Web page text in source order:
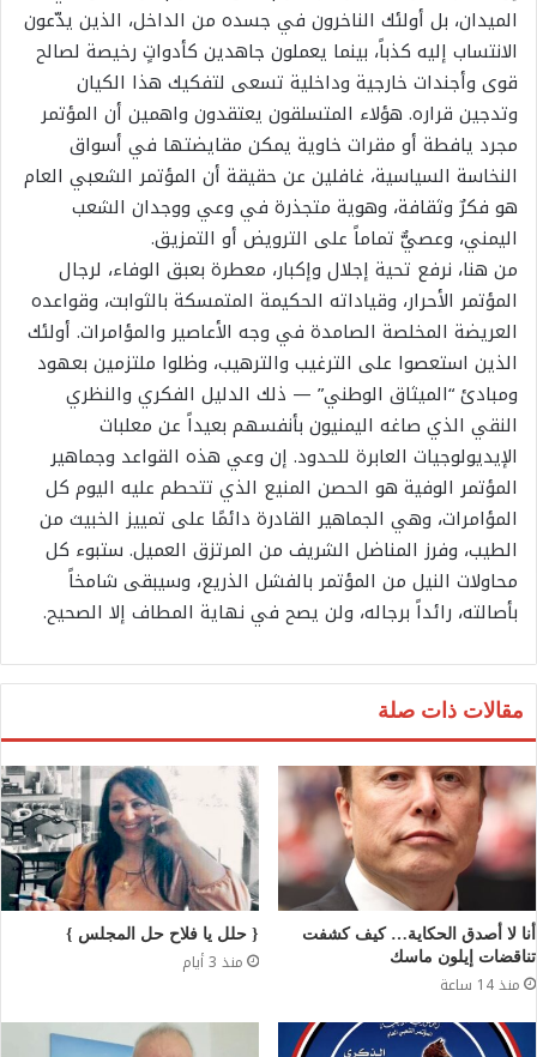
الميدان، بل أولئك الناخرون في جسده من الداخل، الذين يدّعون
الانتساب إليه كذباً، بينما يعملون جاهدين كأدواتٍ رخيصة لصالح
قوى وأجندات خارجية وداخلية تسعى لتفكيك هذا الكيان
وتدجين قراره. هؤلاء المتسلقون يعتقدون واهمين أن المؤتمر
مجرد يافطة أو مقرات خاوية يمكن مقايضتها في أسواق
النخاسة السياسية، غافلين عن حقيقة أن المؤتمر الشعبي العام
هو فكرٌ وثقافة، وهوية متجذرة في وعي ووجدان الشعب
اليمني، وعصيٌّ تماماً على الترويض أو التمزيق.
​من هنا، نرفع تحية إجلال وإكبار، معطرة بعبق الوفاء، لرجال
المؤتمر الأحرار، وقياداته الحكيمة المتمسكة بالثوابت، وقواعده
العريضة المخلصة الصامدة في وجه الأعاصير والمؤامرات. أولئك
الذين استعصوا على الترغيب والترهيب، وظلوا ملتزمين بعهود
ومبادئ “الميثاق الوطني” — ذلك الدليل الفكري والنظري
النقي الذي صاغه اليمنيون بأنفسهم بعيداً عن معلبات
الإيديولوجيات العابرة للحدود. إن وعي هذه القواعد وجماهير
المؤتمر الوفية هو الحصن المنيع الذي تتحطم عليه اليوم كل
المؤامرات، وهي الجماهير القادرة دائمًا على تمييز الخبيث من
الطيب، وفرز المناضل الشريف من المرتزق العميل. ستبوء كل
محاولات النيل من المؤتمر بالفشل الذريع، وسيبقى شامخاً
بأصالته، رائداً برجاله، ولن يصح في نهاية المطاف إلا الصحيح.
مقالات ذات صلة
أنا لا أصدق الحكاية… كيف كشفت
تناقضات إيلون ماسك
منذ 14 ساعة
{ حلل يا فلاح حل المجلس }
منذ 3 أيام